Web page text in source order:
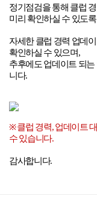
정기점검을 통해 클럽
미리 확인하실 수 있도
자세한 클럽 경력 업데
확인하실 수 있으며,
추후에도 업데이트 되
니다.
※클럽 경력,업데이트
수 있습니다.
감사합니다.